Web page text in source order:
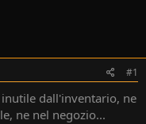
#1
dall'inventario, ne
ne nel negozio...